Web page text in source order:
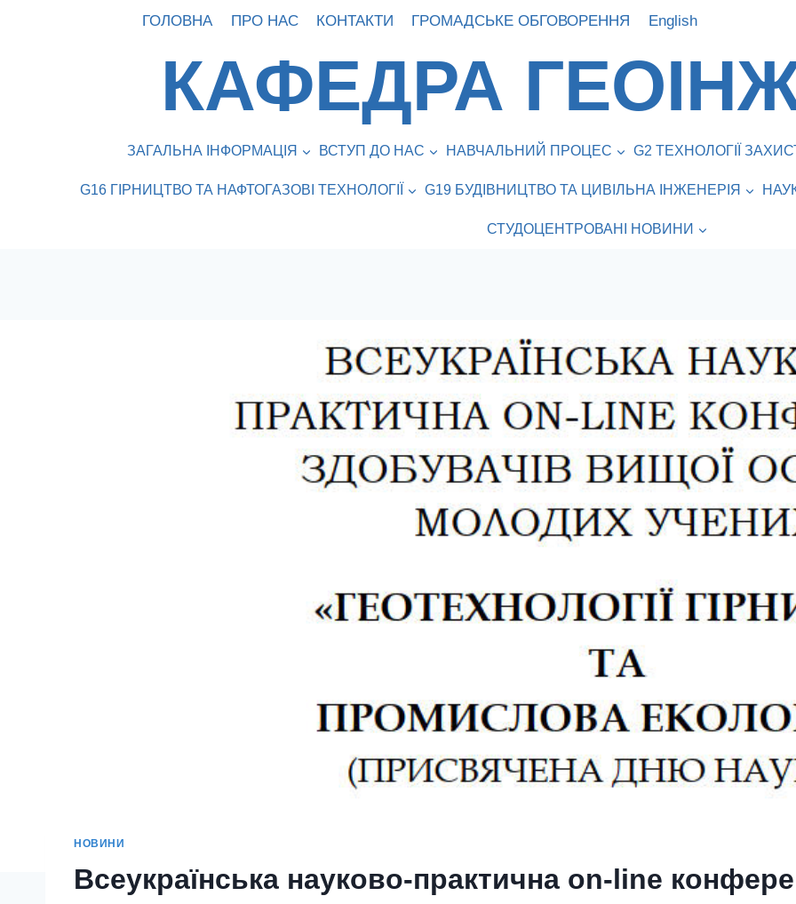
ГОЛОВНА ПРО НАС КОНТАКТИ ГРОМАДСЬКЕ ОБГОВОРЕННЯ English
КАФЕДРА
ЗАГАЛЬНА ІНФОРМАЦІЯ ВСТУП ДО НАС НАВЧАЛЬНИЙ ПРОЦЕС G2 ТЕХНОЛОГІЇ
G16 ГІРНИЦТВО ТА НАФТОГАЗОВІ ТЕХНОЛОГІЇ G19 БУДІВНИЦТВО ТА ЦИВІЛЬНА ІНЖЕНЕРІЯ
СТУДОЦЕНТРОВАНІ НОВИНИ
НОВИНИ
Всеукраїнська науково-практична on-line